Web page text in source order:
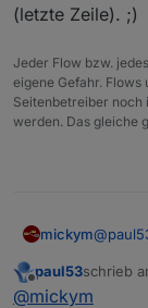
(letzte Zeile). ;)
Jeder Flow bzw.
eigene Gefahr.
Seitenbetreiber
werden. Das gleiche
mickym@
Offline
paul53schrieb
zuletzt
@mickym